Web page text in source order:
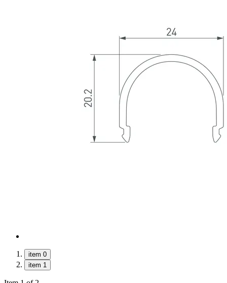
item 0
item 1